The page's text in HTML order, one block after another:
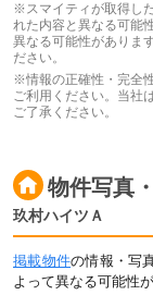
※スマイティが取得し
れた内容と異なる可能
異なる可能性がありま
ださい。
※情報の正確性・完全
ご利用ください。当社
ご了承ください。
物件写真
玖村ハイツＡ
掲載物件の情報・写
よって異なる可能性が